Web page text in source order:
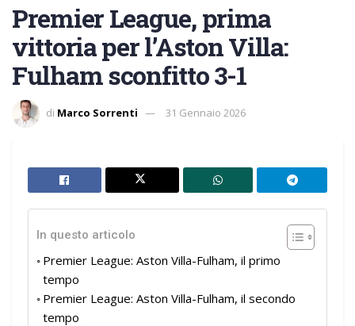
Premier League, prima
vittoria per l’Aston Villa:
Fulham sconfitto 3-1
di Marco Sorrenti 31 Gennaio 2026
In questo articolo
Premier League: Aston Villa-Fulham, il primo
tempo
Premier League: Aston Villa-Fulham, il secondo
tempo